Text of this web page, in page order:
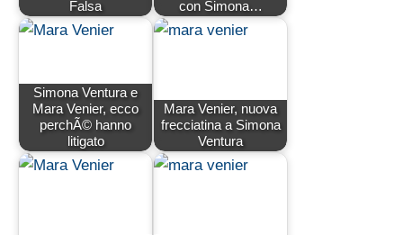
Falsa
con Simona…
Simona Ventura e
Mara Venier, ecco
perchÃ© hanno
litigato
Mara Venier, nuova
frecciatina a Simona
Ventura